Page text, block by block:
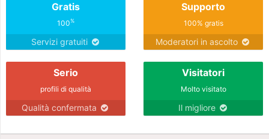
Gratis
100%
Servizi gratuiti
Supporto
100% gratis
Moderatori in ascolto
Serio
profili di qualità
Qualità confermata
Visitatori
Molto visitato
Il migliore